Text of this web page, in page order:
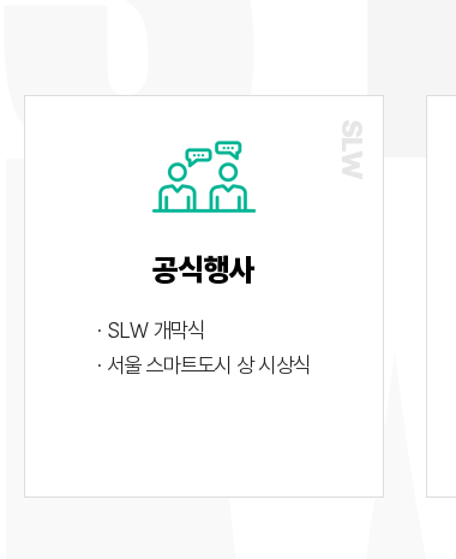
공식행사
· SLW 개막식
· 서울 스마트도시 상 시상식